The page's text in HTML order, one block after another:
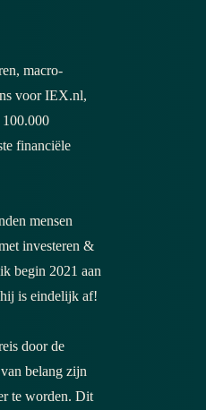
macro-
voor IEX.nl,
100.000
financiële
mensen
investeren &
begin 2021 aan
is eindelijk af!
door de
belang zijn
te worden. Dit